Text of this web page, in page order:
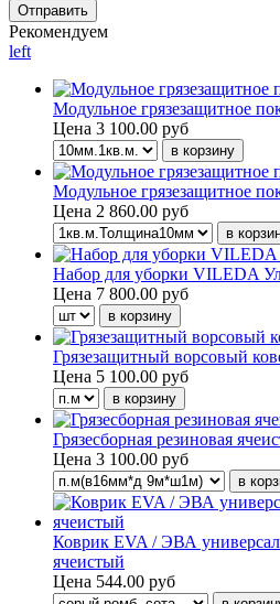
Рекомендуем
left
Модульное грязезащитное
Цена 3 100.00 руб
Модульное грязезащитное
Цена 2 860.00 руб
Набор для уборки VILEDA
Цена 7 800.00 руб
Грязезащитный ворсовый
Цена 5 100.00 руб
Грязесборная резиновая
Цена 3 100.00 руб
Коврик EVA / ЭВА
ячеистый
Цена 544.00 руб